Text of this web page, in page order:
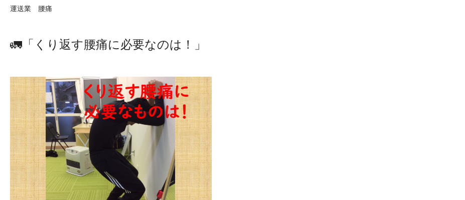
運送業 腰痛
🚛「くり返す腰痛に必要なのは！」